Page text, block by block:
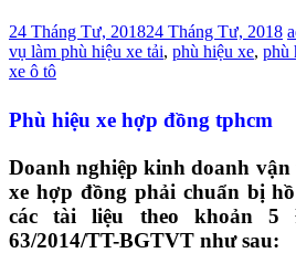
24 Tháng Tư, 201824 Tháng Tư, 2018
vụ làm phù hiệu xe tải, phù hiệu xe, phù
xe ô tô
Phù hiệu xe hợp đồng tphcm
Doanh nghiệp kinh doanh
xe hợp đồng phải chuẩn bị
các tài liệu theo khoản 5
63/2014/TT-BGTVT như sau: